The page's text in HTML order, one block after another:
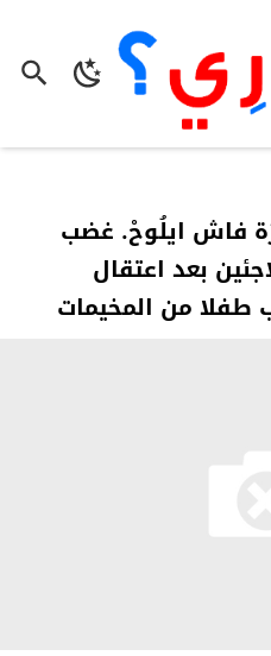
فاش ايلُوحْ. غضب
بعد اعتقال
من المخيمات